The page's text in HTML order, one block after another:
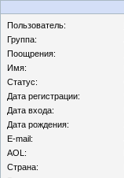
Пользователь:
Группа:
Поощрения:
Имя:
Статус:
Дата регистрации:
Дата входа:
Дата рождения:
E-mail:
AOL:
Страна: